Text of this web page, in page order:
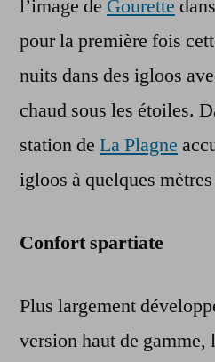
l’image de Gourette
pour la première fois
nuits dans des igloos
chaud sous les étoiles.
station de La Plagne
igloos à quelques
Confort spartiate
Plus largement
version haut de gamme,